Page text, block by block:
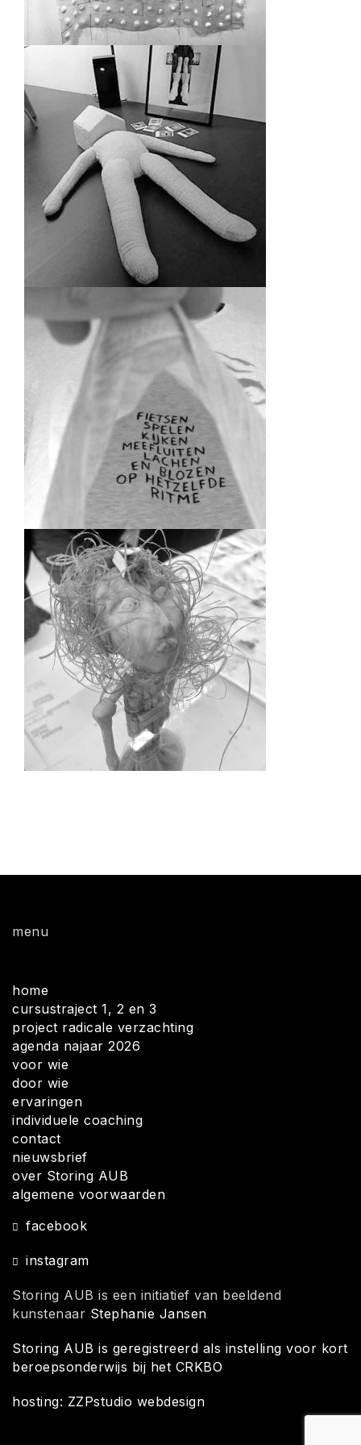
menu
home
cursustraject 1, 2 en 3
project radicale verzachting
agenda najaar 2026
voor wie
door wie
ervaringen
individuele coaching
contact
nieuwsbrief
over Storing AUB
algemene voorwaarden
facebook
instagram
Storing AUB is een initiatief van beeldend
kunstenaar Stephanie Jansen
Storing AUB is geregistreerd als instelling voor kort
beroepsonderwijs bij het CRKBO
hosting: ZZPstudio webdesign